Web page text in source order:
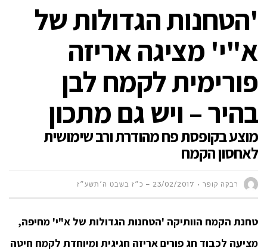
'הטחנות הגדולות של
א"י' מציגה אריזה
פורימית לקמח לבן
בהיר – ויש גם מתכון
מוצע בקופסת פח מהודרת ורב שימושית
לאחסון הקמח
רבקה קופר 23/02/2017 – כ״ז בשבט ה׳תשע״ז
טחנת הקמח הוותיקה 'הטחנות הגדולות של א"י' מחיפה,
מציעה לכבוד חג פורים אריזה חגיגית ומיוחדת לקמח חיטה